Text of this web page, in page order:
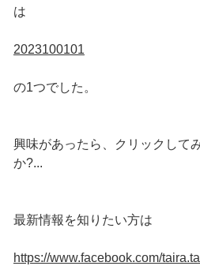
は
2023100101
の1つでした。
興味があったら、クリックして
か?...
最新情報を知りたい方は
https://www.facebook.com/